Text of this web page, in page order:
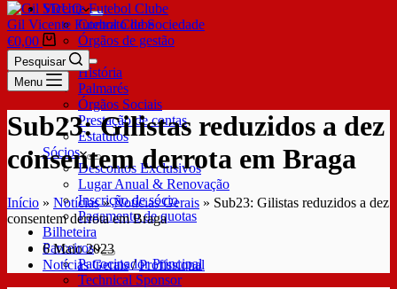
SDUQ
Contrato de Sociedade
Órgãos de gestão
Clube
História
Palmarés
Órgãos Sociais
Prestação de contas
Estatutos
Sócios
Descontos Exclusivos
Lugar Anual & Renovação
Inscrição de sócio
Pagamento de quotas
Bilheteira
Parceiros
Patrocinador Principal
Technical Sponsor
Gil Vicente Futebol Clube
€0,00
Pesquisar
Menu
Sub23: Gilistas reduzidos a dez
consentem derrota em Braga
Início » Notícias»Notícias Gerais » Sub23: Gilistas reduzidos a dez
consentem derrota em Braga
6 Maio 2023
Notícias Gerais/Profissional